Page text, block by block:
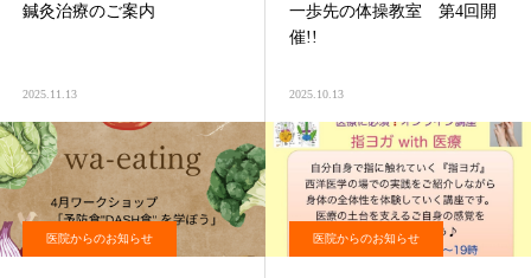
鍼灸治療のご案内
2025.11.13
一歩先の体操教室 第4回開
催!!
2025.10.13
医院からのお知らせ 医院からのお知らせ